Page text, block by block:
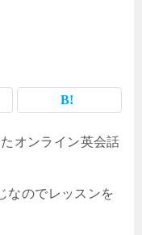
オンライン英会話
なのでレッスンを